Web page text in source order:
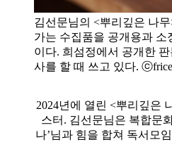
김선문님의 <뿌리깊은 나
가는 수집품을 공개용과 소
이다. 희섬정에서 공개한
사를 할 때 쓰고 있다. ⓒfrice
2024년에 열린 <뿌리깊은
스터. 김선문님은 복합문
나’님과 힘을 합쳐 독서모